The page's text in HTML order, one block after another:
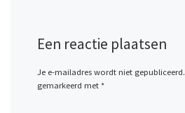
Een reactie plaatsen
Je e-mailadres wordt niet gepubliceerd.
gemarkeerd met *